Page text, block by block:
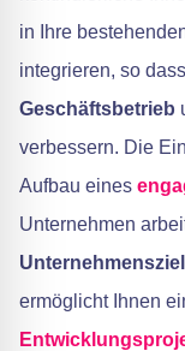
in Ihre
integrieren, so
Geschäftsbetrieb
verbessern. Die
Aufbau eines
Unternehmen
ermöglicht Ihnen